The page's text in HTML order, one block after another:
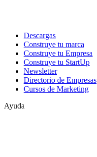
Descargas
Construye tu marca
Construye tu Empresa
Construye tu StartUp
Newsletter
Directorio de Empresas
Cursos de Marketing
Ayuda